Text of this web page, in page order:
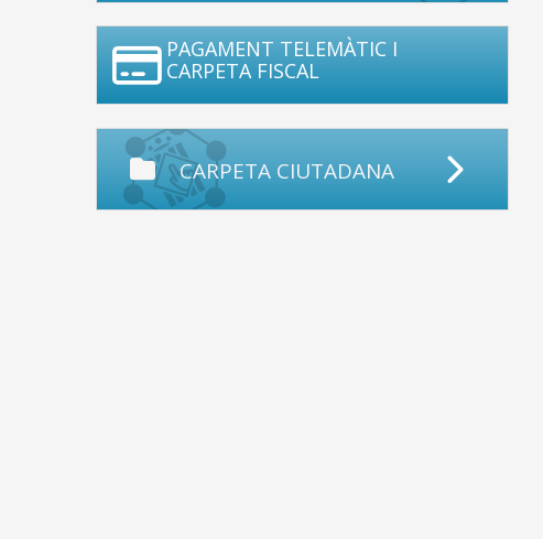
PAGAMENT TELEMÀTIC I
CARPETA FISCAL
CARPETA CIUTADANA